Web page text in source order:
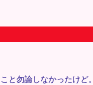
と勿論しなかったけど。